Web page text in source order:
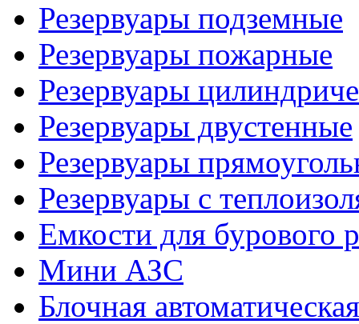
Резервуары подземные
Резервуары пожарные
Резервуары
Резервуары двустенные
Резервуары
Резервуары с
Емкости для бурового
Мини АЗС
Блочная